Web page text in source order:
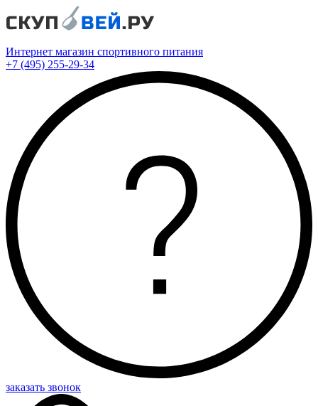
Интернет магазин спортивного питания
+7 (495) 255-29-34
заказать звонок